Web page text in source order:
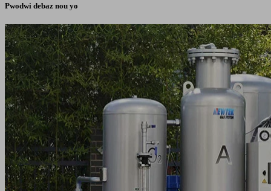
Pwodwi debaz nou yo